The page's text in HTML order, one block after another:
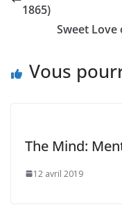
1865)
Sweet Love
Vous
The Mind:
12 avril 2019